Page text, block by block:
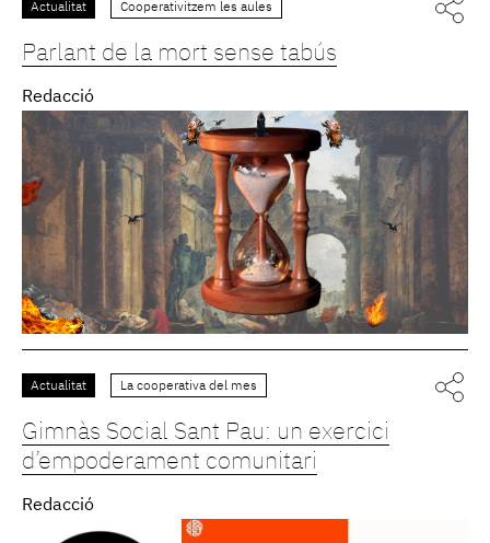
Actualitat Cooperativitzem les aules
Parlant de la mort sense tabús
Redacció
Actualitat La cooperativa del mes
Gimnàs Social Sant Pau: un exercici
d’empoderament comunitari
Redacció